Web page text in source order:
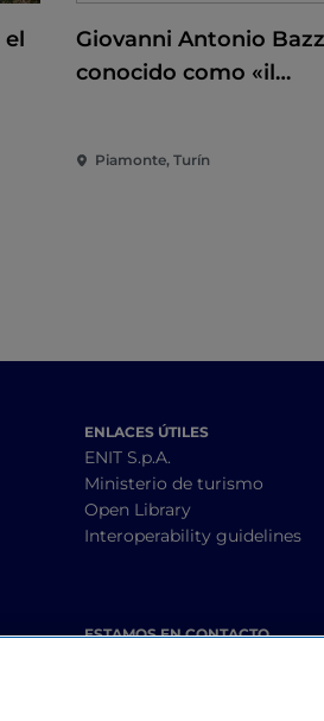
el
Giovanni Antonio
conocido como «il
Piamonte, Turín
ENLACES ÚTILES
ENIT S.p.A.
Ministerio de turismo
Open Library
Interoperability guidelines
ESTAMOS EN CONTACTO